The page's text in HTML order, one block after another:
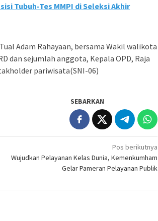
Tubuh-Tes MMPI di Seleksi Akhir
Adam Rahayaan, bersama Wakil walikota
dan sejumlah anggota, Kepala OPD, Raja
pariwisata(SNI-06)
SEBARKAN
Pos berikutnya
Wujudkan Pelayanan Kelas Dunia, Kemenkumham
Gelar Pameran Pelayanan Publik